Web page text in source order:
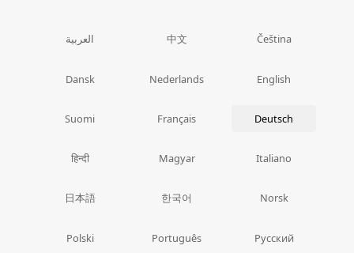
العربية 中文 Čeština
Dansk Nederlands English
Suomi Français Deutsch
हिन्दी Magyar Italiano
日本語 한국어 Norsk
Polski Português Русский